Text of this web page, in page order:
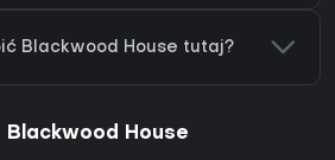
Blackwood House tutaj?
Blackwood House